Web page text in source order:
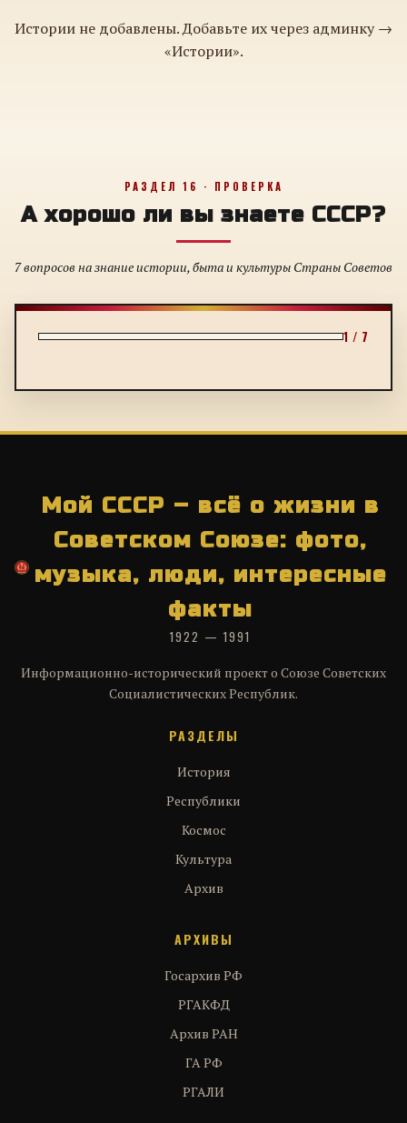
Истории не добавлены. Добавьте их через админку →
«Истории».
РАЗДЕЛ 16 · ПРОВЕРКА
А хорошо ли вы знаете СССР?
7 вопросов на знание истории, быта и культуры Страны Советов
1 / 7
Мой СССР – всё о жизни в
Советском Союзе: фото,
музыка, люди, интересные
факты
1922 — 1991
Информационно-исторический проект о Союзе Советских
Социалистических Республик.
РАЗДЕЛЫ
История
Республики
Космос
Культура
Архив
АРХИВЫ
Госархив РФ
РГАКФД
Архив РАН
ГА РФ
РГАЛИ